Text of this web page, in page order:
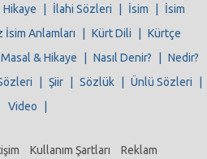
Hikaye İlahi Sözleri İsim
İsim
İsim Anlamları Kürt Dili
Kürtçe
Masal & Hikaye Nasıl Denir?
Nedir?
Şiir Sözlük Ünlü Sözleri
Video
Kullanım Şartları Reklam